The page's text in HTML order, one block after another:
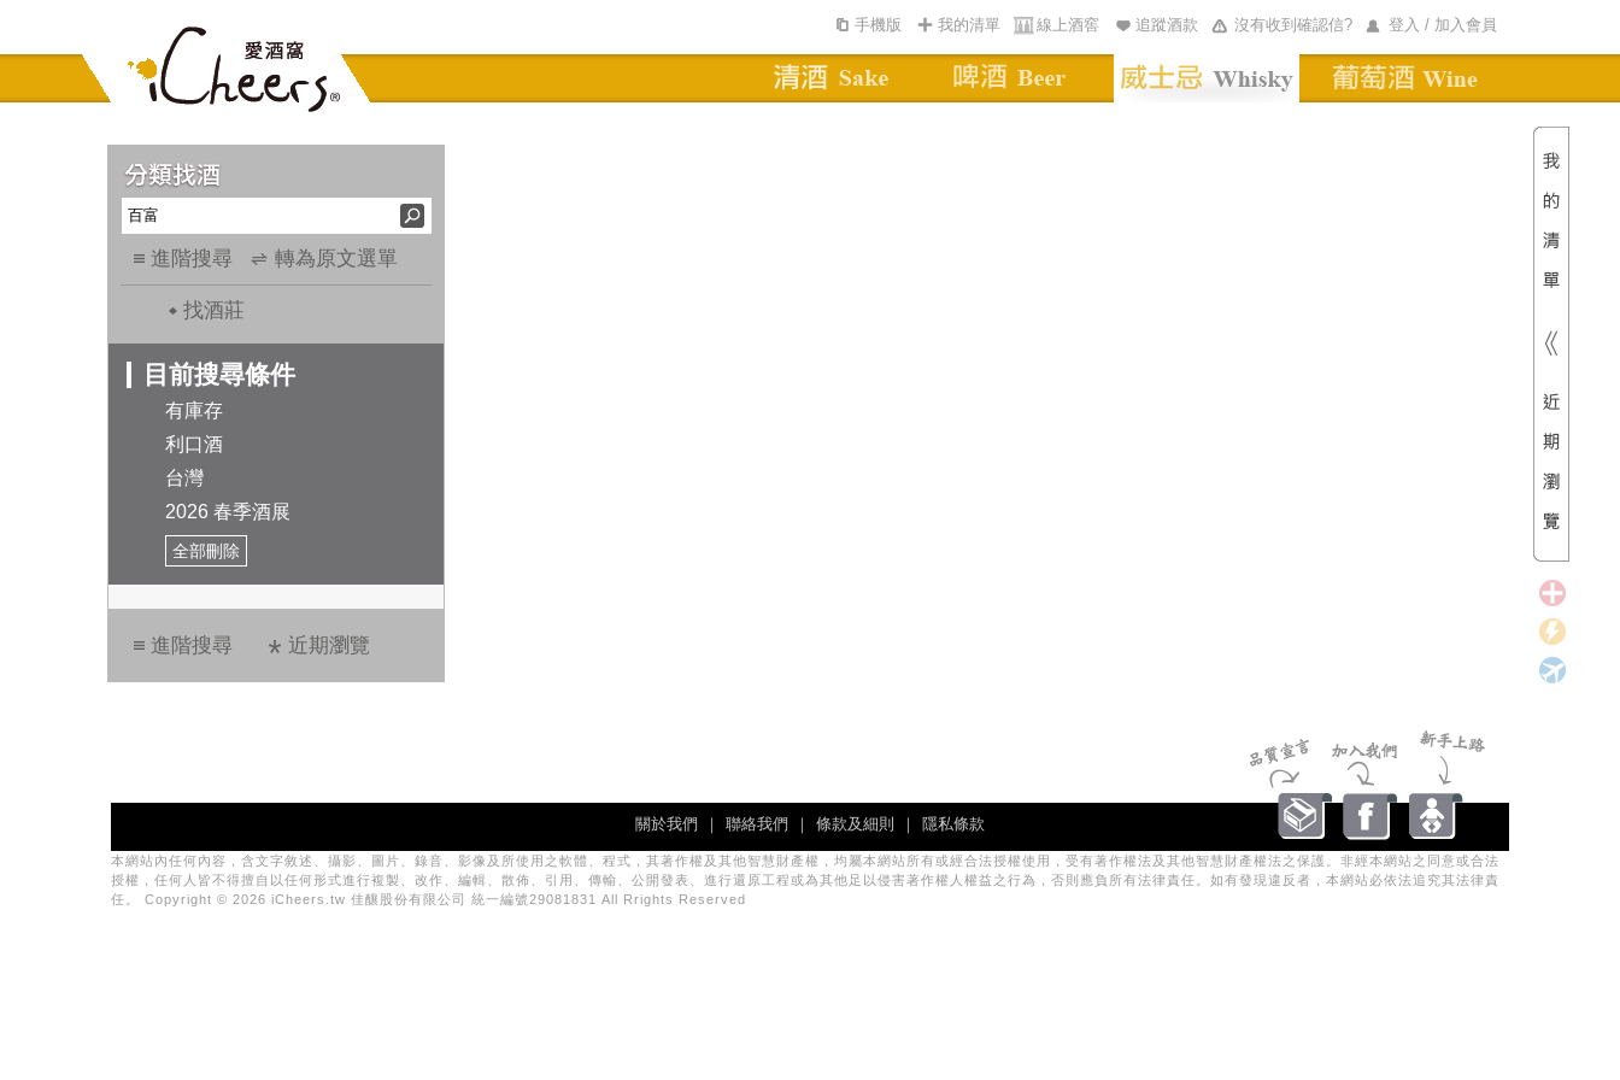
登入 / 加入會員
沒有收到確認信?
追蹤酒款
線上酒窖
我的清單
手機版
進階搜尋 轉為原文選單
找酒莊
目前搜尋條件
有庫存
利口酒
台灣
2026 春季酒展
全部刪除
進階搜尋 近期瀏覽
關於我們 ｜ 聯絡我們 ｜ 條款及細則 ｜ 隱私條款
本網站內任何內容，含文字敘述、攝影、圖片、錄音、影像及所使用之軟體、程式，其著作權及其他智慧財產權，均屬本網站所有或經合法授權使用，受有著作權法及其他智慧財產權法之保護。非經本網站之同意或合法
授權，任何人皆不得擅自以任何形式進行複製、改作、編輯、散佈、引用、傳輸、公開發表、進行還原工程或為其他足以侵害著作權人權益之行為，否則應負所有法律責任。如有發現違反者，本網站必依法追究其法律責
任。 Copyright © 2026 iCheers.tw 佳釀股份有限公司 統一編號29081831 All Rrights Reserved